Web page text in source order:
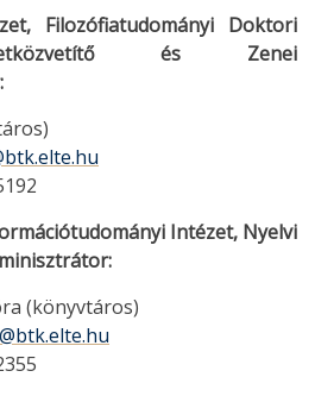
Filozófiatudományi Doktori
és Zenei
Intézet, Nyelvi
(könyvtáros)